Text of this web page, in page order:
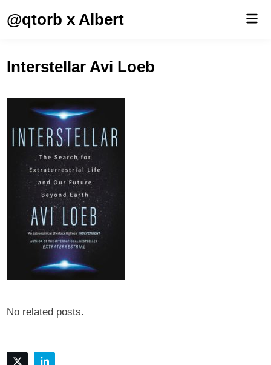
@qtorb x Albert
Interstellar Avi Loeb
No related posts.